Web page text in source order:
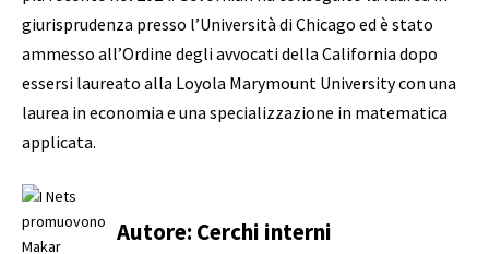
giurisprudenza presso l’Università di Chicago ed è stato
ammesso all’Ordine degli avvocati della California dopo
essersi laureato alla Loyola Marymount University con una
laurea in economia e una specializzazione in matematica
applicata.
Autore: Cerchi interni